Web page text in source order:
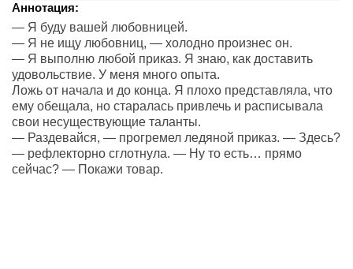
Аннотация:
— Я буду вашей любовницей.
— Я не ищу любовниц, — холодно произнес он.
— Я выполню любой приказ. Я знаю, как доставить
удовольствие. У меня много опыта.
Ложь от начала и до конца. Я плохо представляла, что
ему обещала, но старалась привлечь и расписывала
свои несуществующие таланты.
— Раздевайся, — прогремел ледяной приказ. — Здесь?
— рефлекторно сглотнула. — Ну то есть… прямо
сейчас? — Покажи товар.